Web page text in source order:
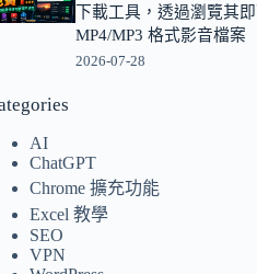
下載工具，透過瀏覽其
MP4/MP3 格式影音檔案
2026-07-28
AI
ChatGPT
Chrome 擴充功能
Excel 教學
SEO
VPN